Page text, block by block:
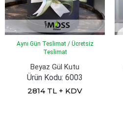
Aynı Gün Teslimat / Ücretsiz
Teslimat
Beyaz Gül Kutu
Ürün Kodu: 6003
2814 TL + KDV